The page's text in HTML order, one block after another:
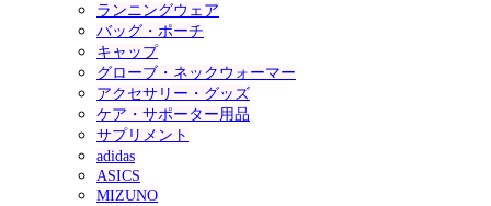
ランニングウェア
バッグ・ポーチ
キャップ
グローブ・ネックウォーマー
アクセサリー・グッズ
ケア・サポーター用品
サプリメント
adidas
ASICS
MIZUNO